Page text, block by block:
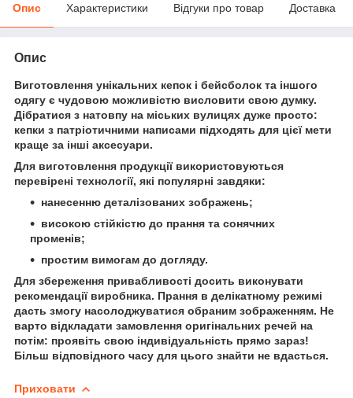
Опис Характеристики Відгуки про товар Доставка
Опис
Виготовлення унікальних кепок і бейсболок та іншого
одягу є чудовою можливістю висловити свою думку.
Дібратися з натовпу на міських вулицях дуже просто:
кепки з патріотичними написами підходять для цієї мети
краще за інші аксесуари.
Для виготовлення продукції використовуються
перевірені технології, які популярні завдяки:
нанесенню деталізованих зображень;
високою стійкістю до прання та сонячних
променів;
простим вимогам до догляду.
Для збереження привабливості досить виконувати
рекомендації виробника. Прання в делікатному режимі
дасть змогу насолоджуватися обраним зображенням. Не
варто відкладати замовлення оригінальних речей на
потім: проявіть свою індивідуальність прямо зараз!
Більш відповідного часу для цього знайти не вдасться.
Приховати